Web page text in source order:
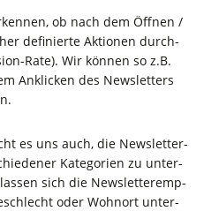
ob nach dem Öff­nen /
defi­nier­te Aktio­nen durch­
Rate). Wir kön­nen so z.B.
Ankli­cken des News­let­ters
es uns auch, die News­let­ter-
Kate­go­rien zu unter­
sich die News­let­ter­emp­
oder Wohn­ort unter­